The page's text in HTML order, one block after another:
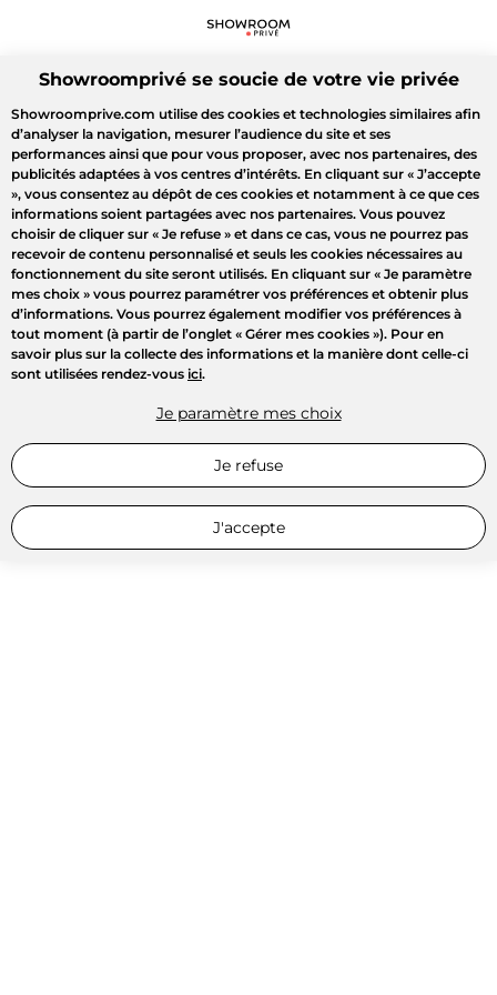
Showroomprivé se soucie de votre vie privée
Showroomprive.com utilise des cookies et technologies similaires afin
d’analyser la navigation, mesurer l’audience du site et ses
performances ainsi que pour vous proposer, avec nos partenaires, des
publicités adaptées à vos centres d’intérêts. En cliquant sur « J’accepte
», vous consentez au dépôt de ces cookies et notamment à ce que ces
informations soient partagées avec nos partenaires. Vous pouvez
choisir de cliquer sur « Je refuse » et dans ce cas, vous ne pourrez pas
recevoir de contenu personnalisé et seuls les cookies nécessaires au
fonctionnement du site seront utilisés. En cliquant sur « Je paramètre
mes choix » vous pourrez paramétrer vos préférences et obtenir plus
d’informations. Vous pourrez également modifier vos préférences à
tout moment (à partir de l’onglet « Gérer mes cookies »). Pour en
savoir plus sur la collecte des informations et la manière dont celle-ci
sont utilisées rendez-vous ici.
Je paramètre mes choix
Je refuse
J'accepte